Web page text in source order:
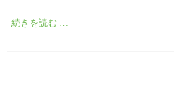
続きを読む …